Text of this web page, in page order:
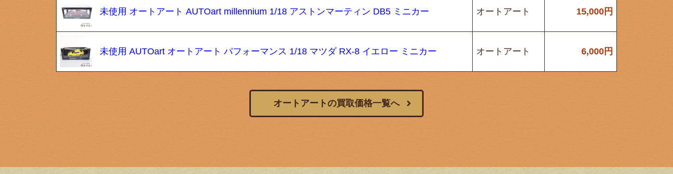
未使用 オートアート AUTOart millennium 1/18 アストンマーティン DB5 ミニカー オートアート 15,000円
未使用 AUTOart オートアート パフォーマンス 1/18 マツダ RX-8 イエロー ミニカー オートアート 6,000円
オートアートの買取価格一覧へ